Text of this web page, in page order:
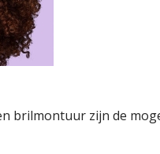
brilmontuur zijn de